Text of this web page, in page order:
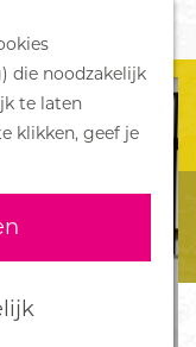
die noodzakelijk
te laten
klikken, geef je